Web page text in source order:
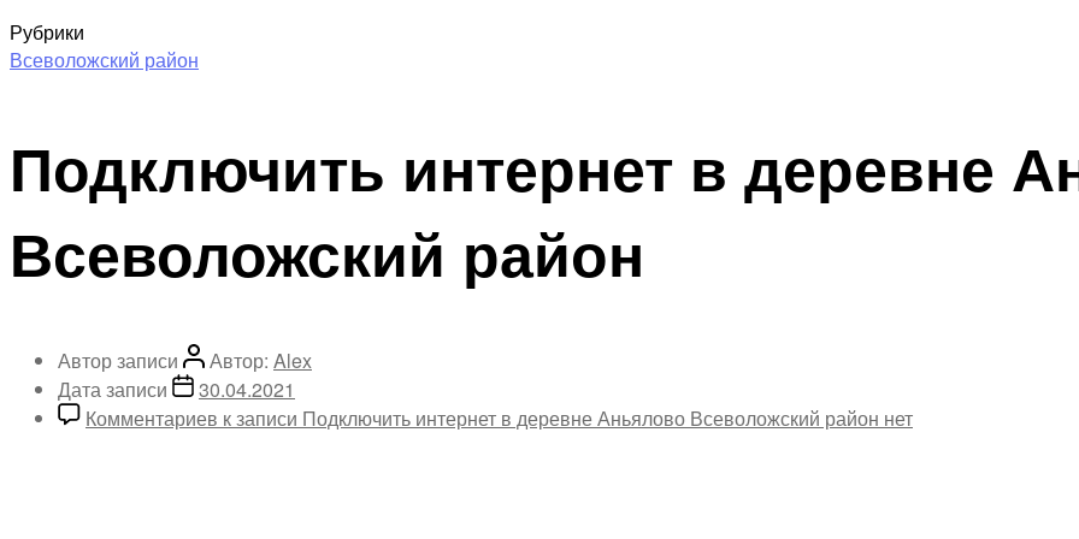
Рубрики
Всеволожский район
Подключить интернет в деревне
Всеволожский район
Автор записи Автор: Alex
Дата записи
30.04.2021
Комментариев к записи Подключить интернет в деревне Аньялово Всеволожский район нет